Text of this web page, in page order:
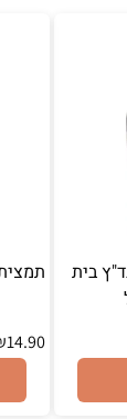
בית
14.90